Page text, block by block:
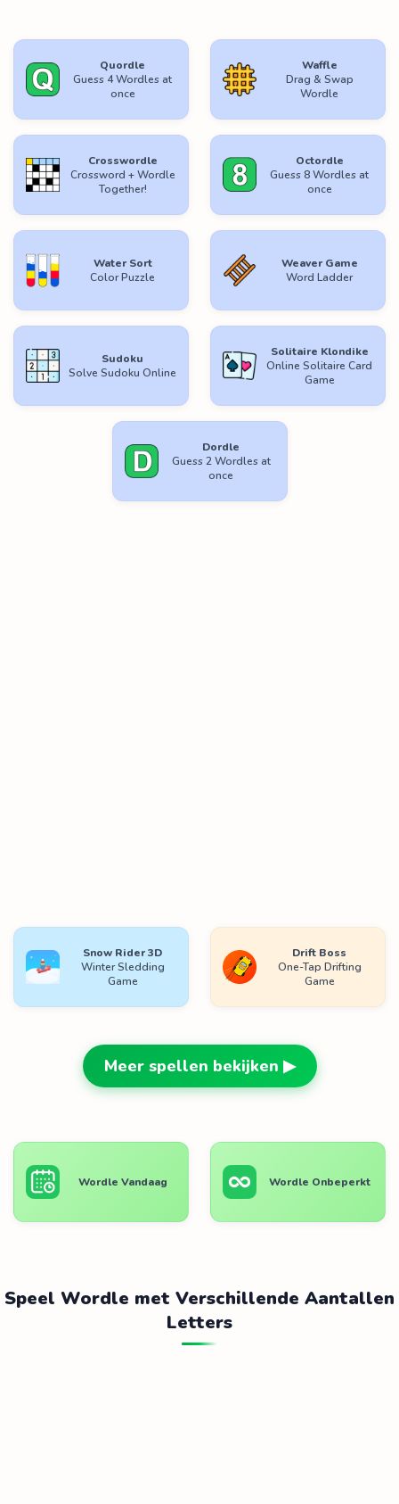
Quordle
Guess 4 Wordles at
once
Waffle
Drag & Swap
Wordle
Crosswordle
Crossword + Wordle
Together!
Octordle
Guess 8 Wordles at
once
Water Sort
Color Puzzle
Weaver Game
Word Ladder
Sudoku
Solve Sudoku Online
Solitaire Klondike
Online Solitaire Card
Game
Dordle
Guess 2 Wordles at
once
Snow Rider 3D
Winter Sledding
Game
Drift Boss
One-Tap Drifting
Game
Meer spellen bekijken ▶
Wordle Vandaag Wordle Onbeperkt
Speel Wordle met Verschillende Aantallen
Letters